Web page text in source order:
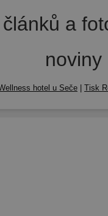
a
hotel u Seče Tisk